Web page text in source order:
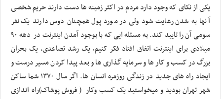
یکی از نکای که وجود دارد مردم در اکثر زمینه ها دست دارند حریم شخصی
آنها به شدن رعایت شود ولی در مورد پول همچنان دوس دارند یک نفر
سومی آن را تایید کند. به مسئله ایی که با بوجود آمدن اینترنت در دهه ۹۰
میلادی برای اینترنت اتفاق افتاد فکر کنیم، یک رشد تصاعدی، یک بحران
بزرگ در کسب و کار ها و سرمایه گذاری ها و بعد پیدا کردن مسیر درست و
ایجاد راه های جدید در زندگی روزمره انسان ها. اگر سال ۱۳۷۰ شما ساکن
شهر تهران بودید و میخواستید یک کسب وکار ( فروش پوشاک)راه اندازی